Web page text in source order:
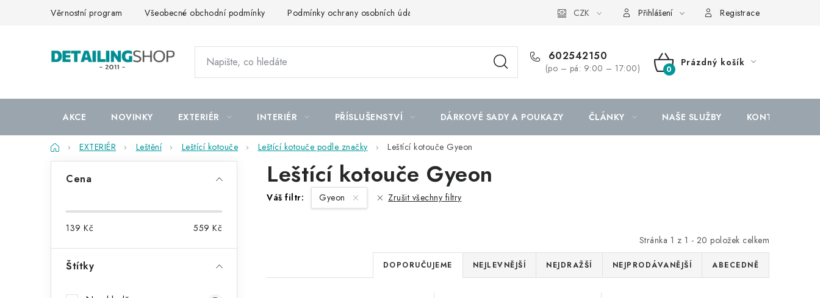
Věrnostní program Všeobecné obchodní podmínky Podmínky ochrany osobních údajů CZK Přihlášení Registrace
602542150
(po – pá: 9:00 – 17:00)
NÁKUPNÍ
Prázdný košík
AKCE NOVINKY EXTERIÉR INTERIÉR PŘÍSLUŠENSTVÍ DÁRKOVÉ SADY A POUKAZY ČLÁNKY NAŠE SLUŽBY KONTAKTY
DomůEXTERIÉR Leštění Leštící kotouče Leštící kotouče podle značky Leštící kotouče Gyeon
t
Cena
139 Kč 559 Kč
Štítky
Leštící kotouče Gyeon
Váš filtr: Gyeon Zrušit všechny filtry
Stránka 1 z 1 - 20 položek celkem
Ř
a
DOPORUČUJEME NEJLEVNĚJŠÍ NEJDRAŽŠÍ NEJPRODÁVANĚJŠÍ ABECEDNĚ